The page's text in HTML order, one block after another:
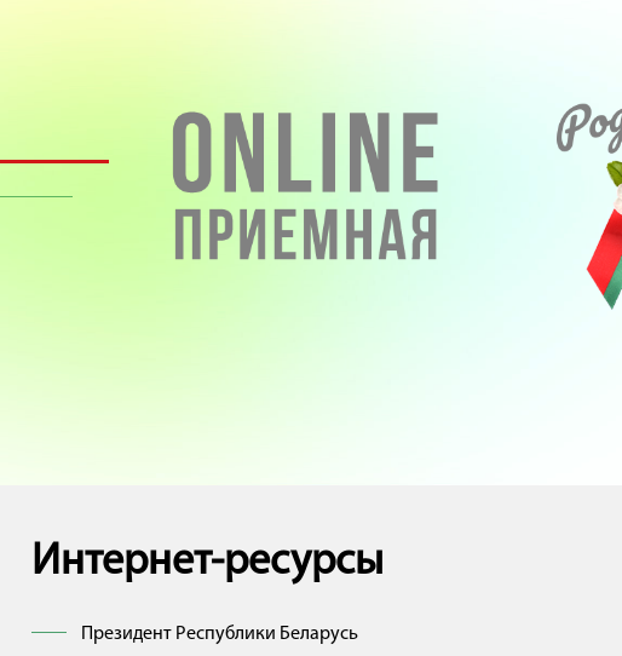
Интернет-ресурсы
Президент Республики Беларусь